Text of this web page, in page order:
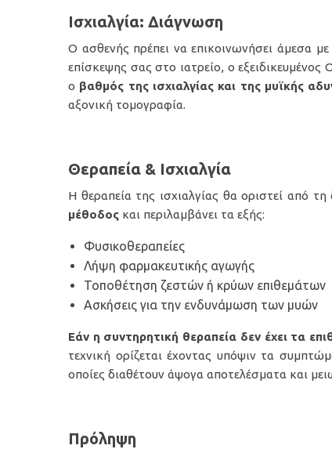
Ισχιαλγία: Διάγνωση
Ο ασθενής πρέπει να επικοινωνήσει άμεσα
επίσκεψης σας στο ιατρείο, ο
ο βαθμός της ισχιαλγίας και της μυϊκής
αξονική τομογραφία.
Θεραπεία & Ισχιαλγία
Η θεραπεία της ισχιαλγίας θα οριστεί από
μέθοδος και περιλαμβάνει τα εξής:
Φυσικοθεραπείες
Λήψη φαρμακευτικής αγωγής
Τοποθέτηση ζεστών ή κρύων επιθεμάτων
Ασκήσεις για την ενδυνάμωση των μυών
Εάν η συντηρητική θεραπεία δεν έχει τα
τεχνική ορίζεται έχοντας υπόψιν τα
οποίες διαθέτουν άψογα αποτελέσματα και
Πρόληψη